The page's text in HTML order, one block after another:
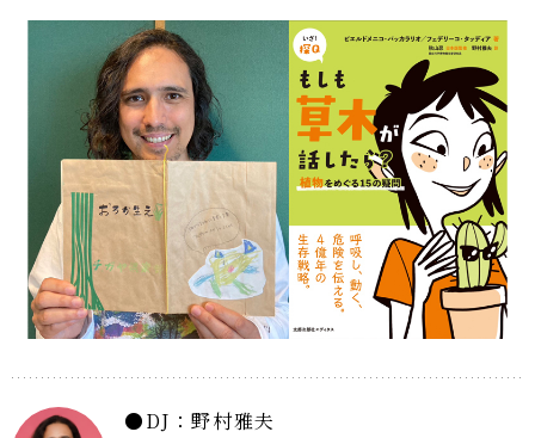
DJ：野村雅夫